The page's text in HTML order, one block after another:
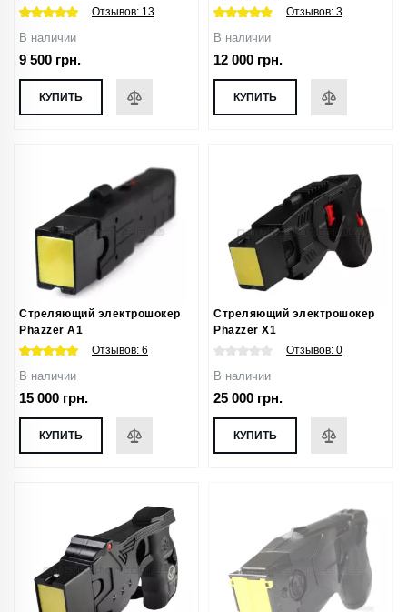
Отзывов: 13
В наличии
9 500 грн.
КУПИТЬ
Отзывов: 3
В наличии
12 000 грн.
КУПИТЬ
Стреляющий электрошокер
Phazzer A1
Отзывов: 6
В наличии
15 000 грн.
КУПИТЬ
Стреляющий электрошокер
Phazzer X1
Отзывов: 0
В наличии
25 000 грн.
КУПИТЬ